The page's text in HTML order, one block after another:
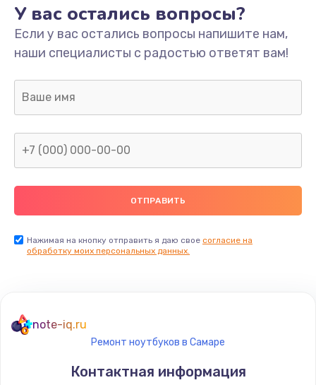
У вас остались вопросы?
Если у вас остались вопросы напишите нам,
наши специалисты с радостью ответят вам!
Нажимая на кнопку отправить я даю свое согласие на
обработку моих персональных данных.
note-iq.ru
Ремонт ноутбуков в Самаре
Контактная информация